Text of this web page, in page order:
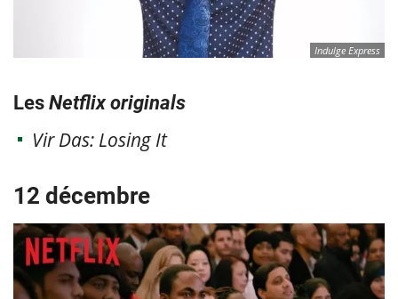
Indulge Express
Les Netflix originals
Vir Das: Losing It
12 décembre